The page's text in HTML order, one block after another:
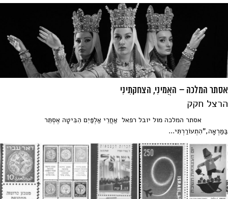
אסתר המלכה – האֲמינִי, הצחקתִינִי
הרצל חקק
אסתר המלכה מול יובל רפאל אַחֲרֵי אַלְפַּיִם הִבִּיטָה אֶסְתֵּר
בַּמַּרְאָה,"הִתְעוֹרַרְתִּי...